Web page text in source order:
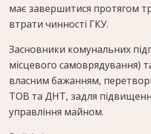
має завершитися протягом
втрати чинності ГКУ.
Засновники комунальних
місцевого самоврядування)
власним бажанням,
ТОВ та ДНТ, задля
управління майном.